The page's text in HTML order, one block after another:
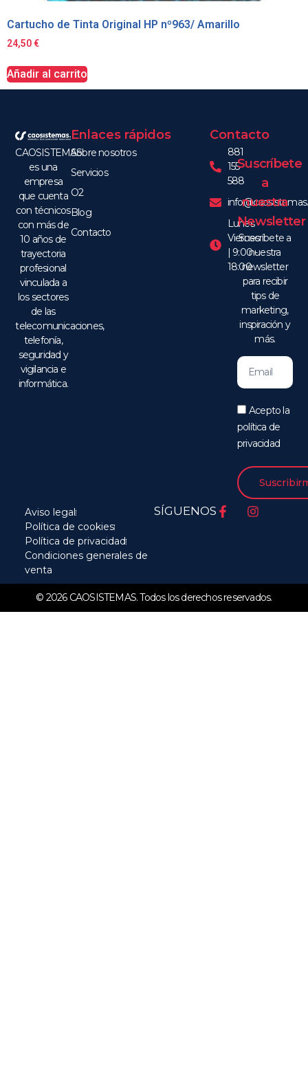
Cartucho de Tinta Original HP nº963/ Amarillo
24,50€
Añadir al carrito
CAOSISTEMAS
es una
empresa
que cuenta
con técnicos
con más de
10 años de
trayectoria
profesional
vinculada a
los sectores
de las
telecomunicaciones,
telefonía,
seguridad y
vigilancia e
informática.
Enlaces rápidos
Sobre nosotros
Servicios
O2
Blog
Contacto
Contacto
881
155
588
Lunes -
Viernes
| 9:00 -
18:00
Suscríbete
a
nuestra
Newsletter
Suscríbete a
nuestra
newsletter
para recibir
tips de
marketing,
inspiración y
más.
Acepto la
política de
privacidad
Aviso legal
Política de cookies
Política de privacidad
Condiciones generales de
venta
SÍGUENOS
© 2026 CAOSISTEMAS. Todos los derechos reservados.